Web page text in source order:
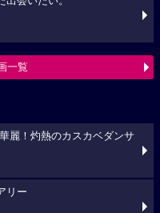
一覧
麗！灼熱のカスカベダンサ
リー